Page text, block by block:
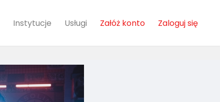
Instytucje Usługi Załóż konto Zaloguj się